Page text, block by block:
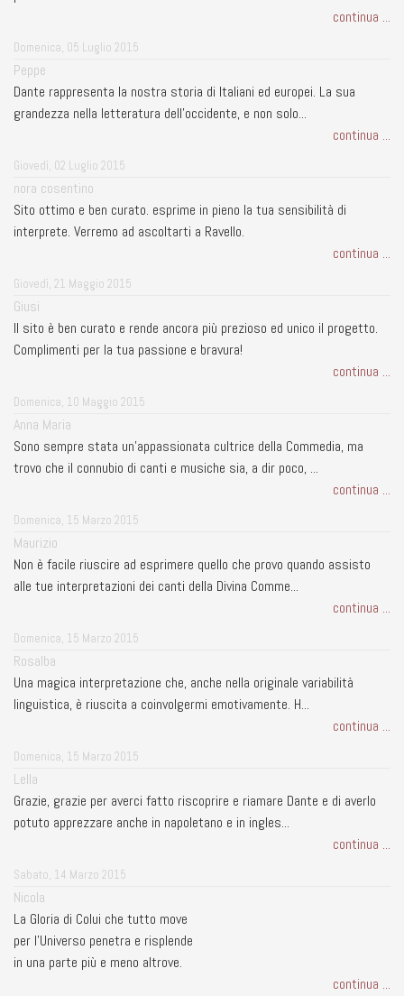
continua ...
Domenica, 05 Luglio 2015
Peppe
Dante rappresenta la nostra storia di Italiani ed europei. La sua
grandezza nella letteratura dell'occidente, e non solo...
continua ...
Giovedì, 02 Luglio 2015
nora cosentino
Sito ottimo e ben curato. esprime in pieno la tua sensibilità di
interprete. Verremo ad ascoltarti a Ravello.
continua ...
Giovedì, 21 Maggio 2015
Giusi
Il sito è ben curato e rende ancora più prezioso ed unico il progetto.
Complimenti per la tua passione e bravura!
continua ...
Domenica, 10 Maggio 2015
Anna Maria
Sono sempre stata un'appassionata cultrice della Commedia, ma
trovo che il connubio di canti e musiche sia, a dir poco, ...
continua ...
Domenica, 15 Marzo 2015
Maurizio
Non è facile riuscire ad esprimere quello che provo quando assisto
alle tue interpretazioni dei canti della Divina Comme...
continua ...
Domenica, 15 Marzo 2015
Rosalba
Una magica interpretazione che, anche nella originale variabilità
linguistica, è riuscita a coinvolgermi emotivamente. H...
continua ...
Domenica, 15 Marzo 2015
Lella
Grazie, grazie per averci fatto riscoprire e riamare Dante e di averlo
potuto apprezzare anche in napoletano e in ingles...
continua ...
Sabato, 14 Marzo 2015
Nicola
La Gloria di Colui che tutto move
per l'Universo penetra e risplende
in una parte più e meno altrove.
continua ...